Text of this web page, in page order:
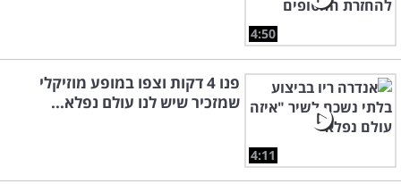
4:50
4:11
פנו 4 דקות וצפו במופע מוזיקלי
שמזכיר שיש לנו עולם נפלא...